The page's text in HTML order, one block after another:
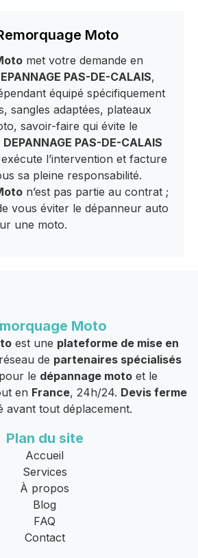
Moto
met votre demande en
PAS-DE-CALAIS,
équipé spécifiquement
sangles adaptées, plateaux
savoir-faire qui évite le
DEPANNAGE PAS-DE-CALAIS
l’intervention et facture
sa pleine responsabilité.
n’est pas partie au contrat ;
vous éviter le dépanneur auto
une moto.
Moto
est une plateforme de mise en
de partenaires spécialisés
pour le dépannage moto et le
en France, 24h/24. Devis ferme
avant tout déplacement.
Plan du site
Accueil
Services
À propos
Blog
FAQ
Contact